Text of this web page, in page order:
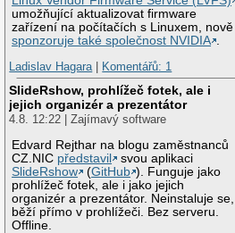
umožňující aktualizovat firmware
zařízení na počítačích s Linuxem, nově
sponzoruje také společnost NVIDIA
Ladislav Hagara| Komentářů: 1
SlideRshow, prohlížeč fotek, ale i
jejich organizér a prezentátor
4.8. 12:22 | Zajímavý software
Edvard Rejthar na blogu zaměstnanců
CZ.NIC představil
svou aplikaci
SlideRshow
(GitHub ). Funguje jako
prohlížeč fotek, ale i jako jejich
organizér a prezentátor. Neinstaluje se,
běží přímo v prohlížeči. Bez serveru.
Offline.